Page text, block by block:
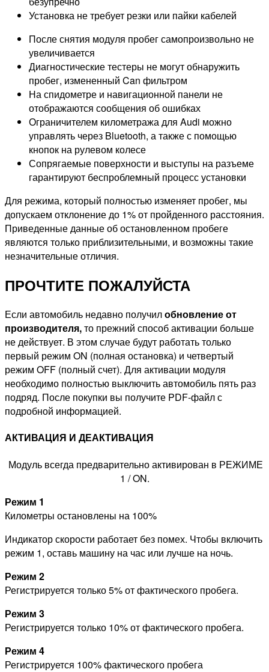
Установка не требует резки или пайки кабелей
После снятия модуля пробег самопроизвольно не
увеличивается
Диагностические тестеры не могут обнаружить
пробег, измененный Can фильтром
На спидометре и навигационной панели не
отображаются сообщения об ошибках
Ограничителем километража для Audi можно
управлять через Bluetooth, а также с помощью
кнопок на рулевом колесе
Сопрягаемые поверхности и выступы на разъеме
гарантируют беспроблемный процесс установки
Для режима, который полностью изменяет пробег, мы
допускаем отклонение до 1% от пройденного расстояния.
Приведенные данные об остановленном пробеге
являются только приблизительными, и возможны такие
незначительные отличия.
ПРОЧТИТЕ ПОЖАЛУЙСТА
Если автомобиль недавно получилобновление от
производителя,то прежний способ активации больше
не действует. В этом случае будут работать только
первый режим ON (полная остановка) и четвертый
режим OFF (полный счет). Для активации модуля
необходимо полностью выключить автомобиль пять раз
подряд. После покупки вы получите PDF-файл с
подробной информацией.
АКТИВАЦИЯ И ДЕАКТИВАЦИЯ
Модуль всегда предварительно активирован в РЕЖИМЕ
1 / ON.
Режим 1
Километры остановлены на 100%
Индикатор скорости работает без помех. Чтобы включить
режим 1, оставь машину на час или лучше на ночь.
Режим 2
Регистрируется только 5% от фактического пробега.
Режим 3
Регистрируется только 10% от фактического пробега.
Режим 4
Регистрируется 100% фактического пробега